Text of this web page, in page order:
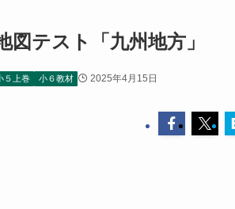
図テスト「九州地方」
５上巻 小６教材 2025年4月15日